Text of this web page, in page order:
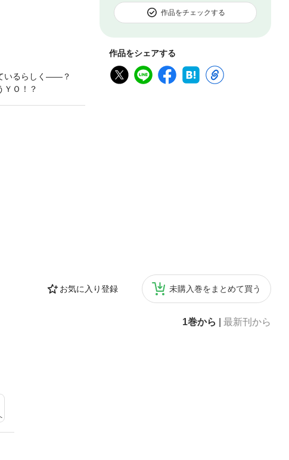
作品をチェックする
作品をシェアする
お気に入り登録 未購入巻をまとめて買う
1巻から 最新刊から
ているらしく――？
ＹＯ！？